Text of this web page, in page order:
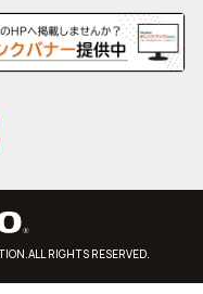
RIGHTS RESERVED.